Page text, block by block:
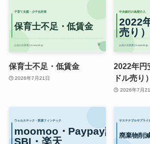
保育士不足・低賃金
2026年7月21日
2022年円
ドル売り）
2026年7月